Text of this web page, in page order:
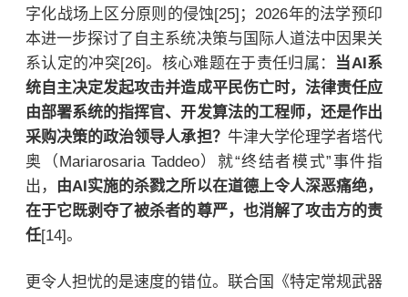
字化战场上区分原则的侵蚀[25]；2026年的法学预印
本进一步探讨了自主系统决策与国际人道法中因果关
系认定的冲突[26]。核心难题在于责任归属： 当AI系
统自主决定发起攻击并造成平民伤亡时，法律责任应
由部署系统的指挥官、开发算法的工程师，还是作出
采购决策的政治领导人承担？ 牛津大学伦理学者塔代
奥（Mariarosaria Taddeo）就“终结者模式”事件指
出，
由AI实施的杀戮之所以在道德上令人深恶痛绝，
在于它既剥夺了被杀者的尊严，也消解了攻击方的责
任[14]。
更令人担忧的是速度的错位。联合国《特定常规武器